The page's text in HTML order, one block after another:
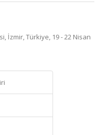
İzmir, Türkiye, 19 - 22 Nisan